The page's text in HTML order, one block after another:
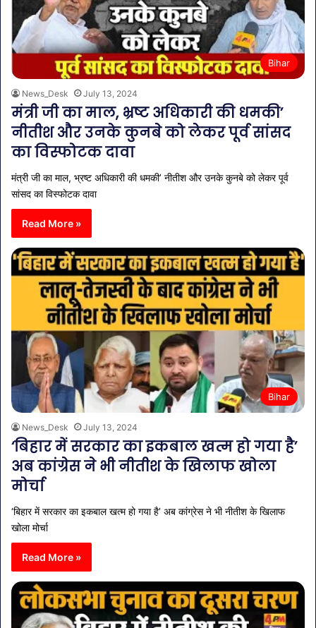
Bihar
News_Desk July 13, 2024
मंत्री जी का माल, भ्रष्ट अधिकारी की धमकी’
नीतीश और उनके कुनबे को लेकर पूर्व सांसद
का विस्फोटक दावा
मंत्री जी का माल, भ्रष्ट अधिकारी की धमकी’ नीतीश और उनके कुनबे को लेकर पूर्व
सांसद का विस्फोटक दावा
Read More »
Bihar
News_Desk July 13, 2024
‘बिहार में सरकार का इकबाल खत्म हो गया है’
अब कांग्रेस ने भी नीतीश के खिलाफ खोला
मोर्चा
‘बिहार में सरकार का इकबाल खत्म हो गया है’ अब कांग्रेस ने भी नीतीश के खिलाफ
खोला मोर्चा
Read More »